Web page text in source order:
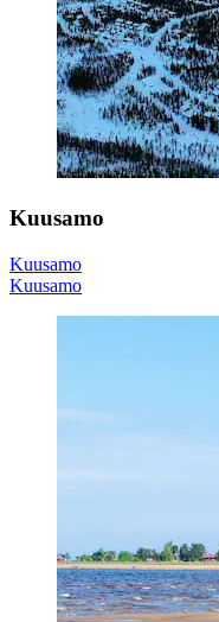
Kuusamo
Kuusamo
Kuusamo